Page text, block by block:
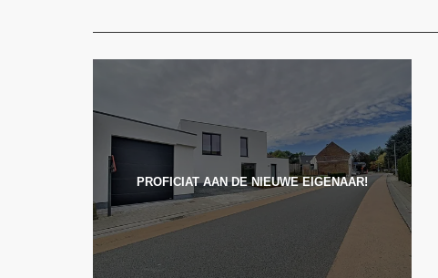
PROFICIAT AAN DE NIEUWE EIGENAAR!